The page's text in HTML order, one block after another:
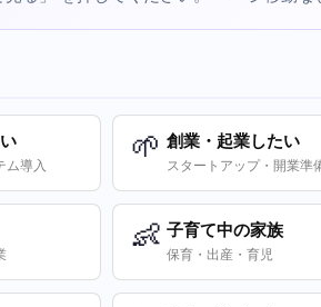
ム導入 🌱 創業・起業したい
スタートアップ・開業準
👶 子育て中の家族
保育・出産・育児